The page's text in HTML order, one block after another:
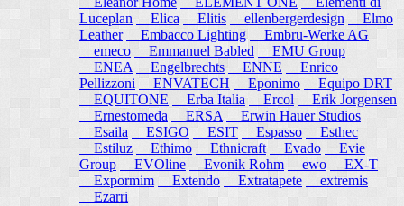
Luceplan
Elica Elitis ellenbergerdesign
Elmo
Leather
Embacco Lighting
Embru-Werke AG
emeco
Emmanuel Babled
EMU Group
ENEA
Engelbrechts ENNE
Enrico
Pellizzoni ENVATECH Eponimo
Equipo DRT
EQUITONE
Erba Italia Ercol
Erik Jorgensen
Ernestomeda
ERSA
Erwin Hauer Studios
Esaila
ESIGO ESIT Espasso
Esthec
Estiluz
Ethimo Ethnicraft Evado
Evie
Group
EVOline Evonik Rohm ewo
EX-T
Expormim
Extendo Extratapete
extremis
Ezarri